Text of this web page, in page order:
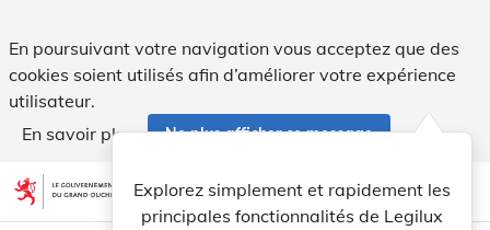
En poursuivant votre navigation vous acceptez que des
cookies soient utilisés afin d’améliorer votre expérience
utilisateur.
En savoir plus
Ne plus afficher ce message
Aller au contenu account_circle help Aide
Explorez simplement et rapidement les
principales fonctionnalités de Legilux
light_mode dark_mode